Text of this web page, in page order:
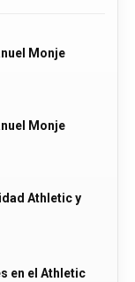
Monje
Monje
Athletic y
en el Athletic